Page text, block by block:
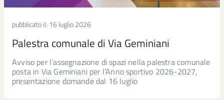
pubblicato il: 16 luglio 2026
Palestra comunale di Via Geminiani
Avviso per l’assegnazione di spazi nella palestra comunale
posta in Via Geminiani per l’Anno sportivo 2026-2027,
presentazione domande dal 16 luglio